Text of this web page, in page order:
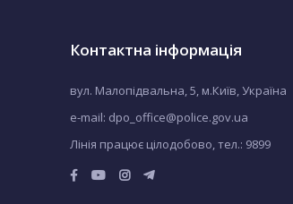
Контактна інформація
вул. Малопідвальна, 5, м.Київ, Україна
e-mail: dpo_office@police.gov.ua
Лінія працює цілодобово, тел.: 9899